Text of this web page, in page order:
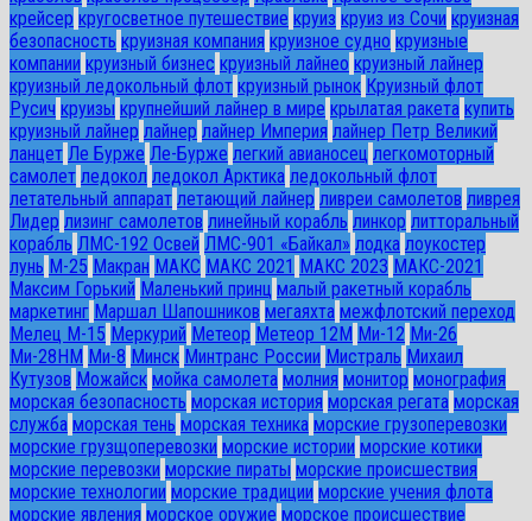
крейсер кругосветное путешествие круиз круиз из Сочи круизная
безопасность круизная компания круизное судно круизные
компании круизный бизнес круизный лайнео круизный лайнер
круизный ледокольный флот круизный рынок Круизный флот
Русич круизы крупнейший лайнер в мире крылатая ракета купить
круизный лайнер лайнер лайнер Империя лайнер Петр Великий
ланцет Ле Бурже Ле-Бурже легкий авианосец легкомоторный
самолет ледокол ледокол Арктика ледокольный флот
летательный аппарат летающий лайнер ливреи самолетов ливрея
Лидер лизинг самолетов линейный корабль линкор литторальный
корабль ЛМС-192 Освей ЛМС-901 «Байкал» лодка лоукостер
лунь М-25 Макран МАКС МАКС 2021 МАКС 2023 МАКС-2021
Максим Горький Маленький принц малый ракетный корабль
маркетинг Маршал Шапошников мегаяхта межфлотский переход
Мелец М-15 Меркурий Метеор Метеор 12М Ми-12 Ми-26
Ми-28HM Ми-8 Минск Минтранс России Мистраль Михаил
Кутузов Можайск мойка самолета молния монитор монография
морская безопасность морская история морская регата морская
служба морская тень морская техника морские грузоперевозки
морские грузщоперевозки морские истории морские котики
морские перевозки морские пираты морские происшествия
морские технологии морские традиции морские учения флота
морские явления морское оружие морское происшествие